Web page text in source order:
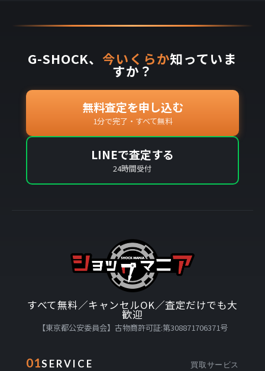
G-SHOCK、今いくらか知っていま
すか？
無料査定を申し込む
1分で完了・すべて無料
LINEで査定する
24時間受付
すべて無料／キャンセルOK／査定だけでも大
歓迎
【東京都公安委員会】古物商許可証:第308871706371号
01SERVICE 買取サービス